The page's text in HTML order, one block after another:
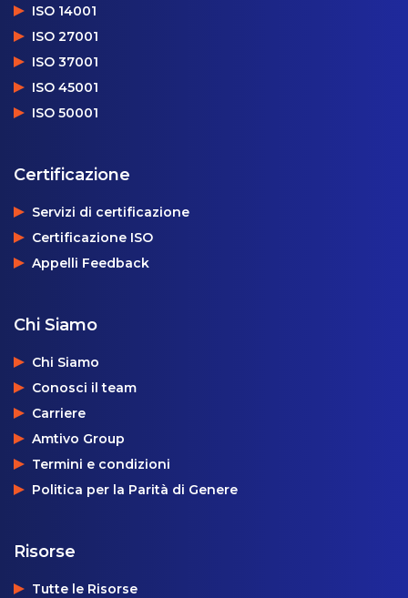
ISO 14001
ISO 27001
ISO 37001
ISO 45001
ISO 50001
Certificazione
Servizi di certificazione
Certificazione ISO
Appelli Feedback
Chi Siamo
Chi Siamo
Conosci il team
Carriere
Amtivo Group
Termini e condizioni
Politica per la Parità di Genere
Risorse
Tutte le Risorse